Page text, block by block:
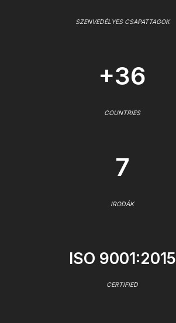
SZENVEDÉLYES CSAPATTAGOK
+36
COUNTRIES
7
IRODÁK
ISO 9001:2015
CERTIFIED